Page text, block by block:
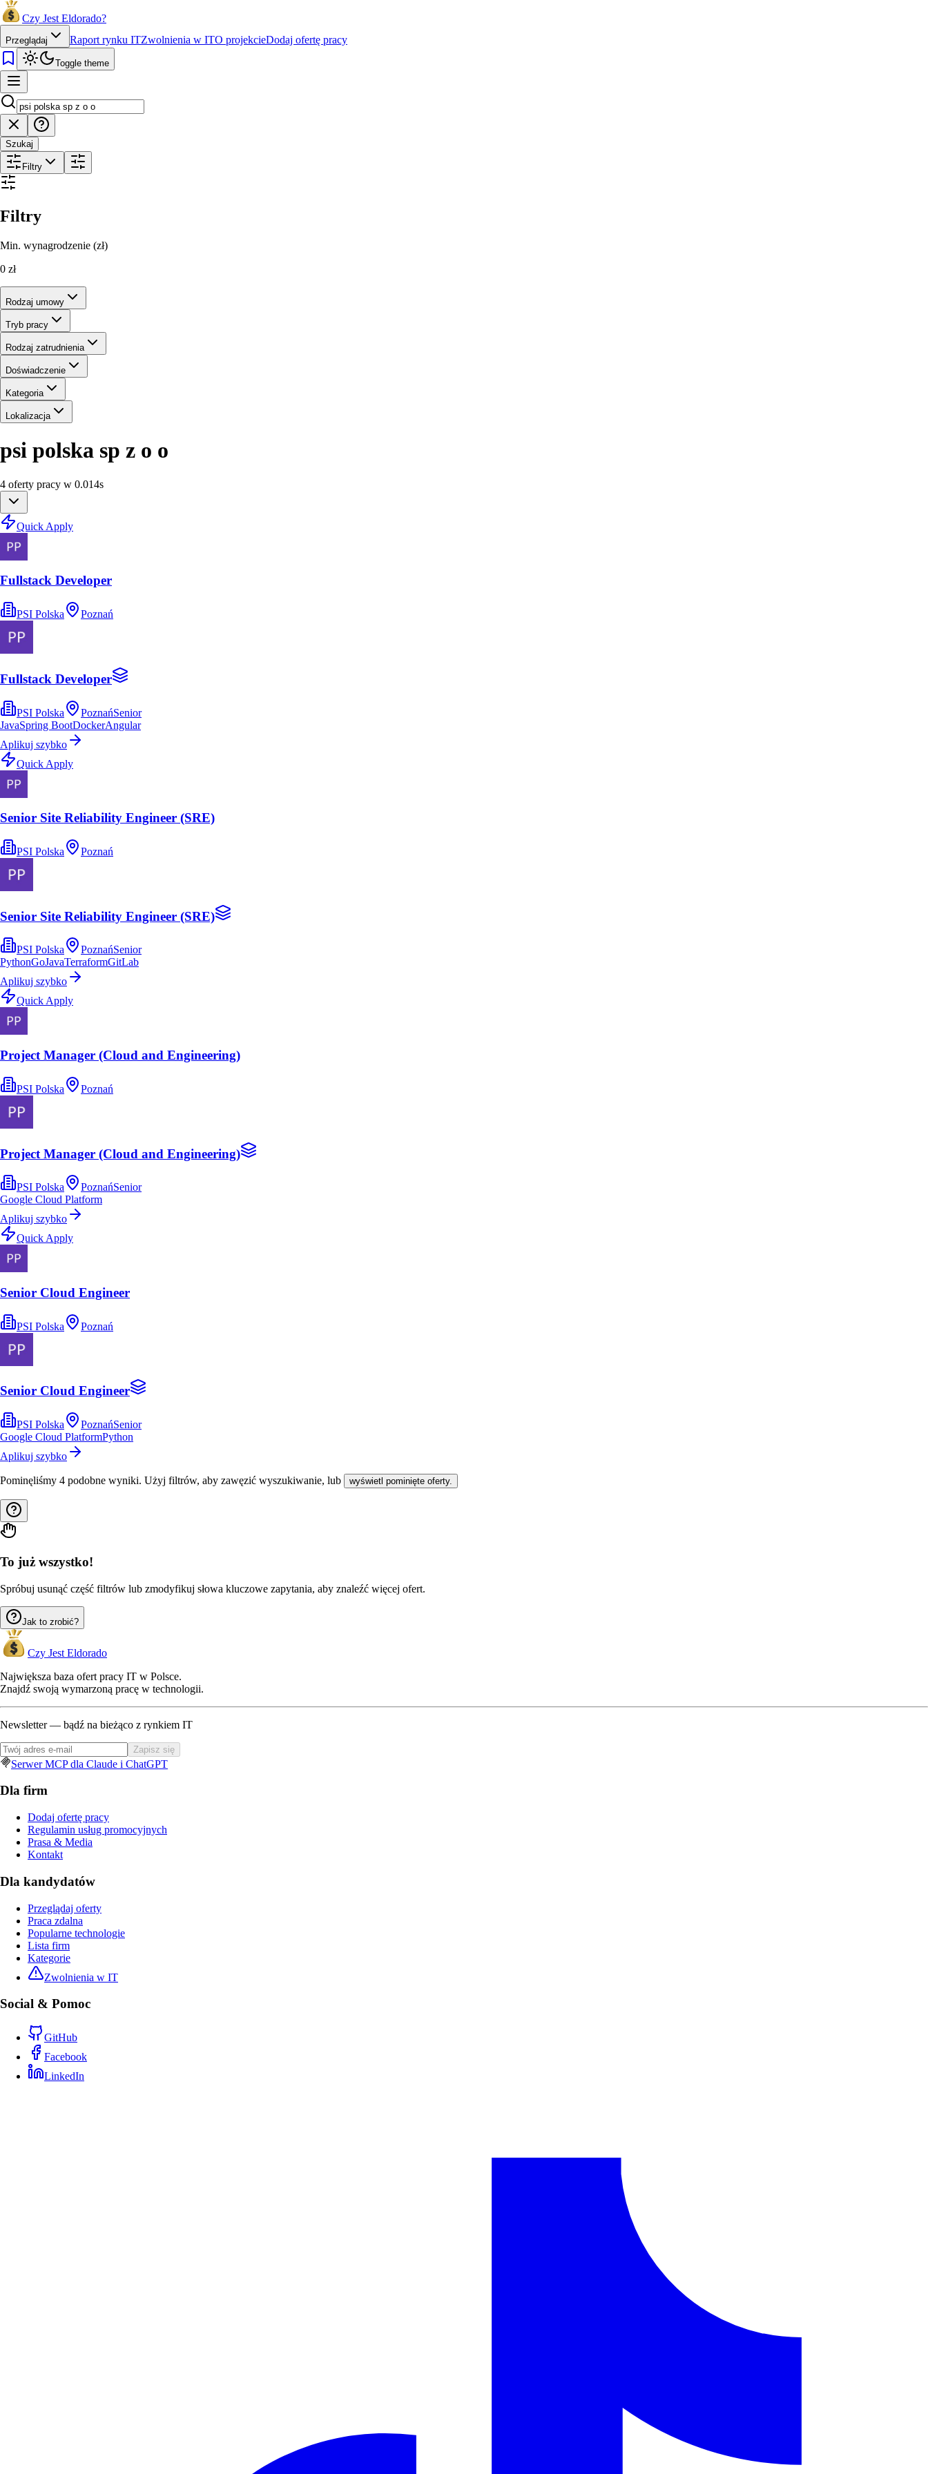
Czy Jest Eldorado?
Przeglądaj Raport rynku ITZwolnienia w ITO projekcieDodaj ofertę pracy
Toggle theme
Szukaj
Filtry
Filtry
Min. wynagrodzenie (zł)
0 zł
Rodzaj umowy
Tryb pracy
Rodzaj zatrudnienia
Doświadczenie
Kategoria
Lokalizacja
psi polska sp z o o
4 oferty pracy w 0.014s
Quick Apply
Fullstack Developer
PSI Polska Poznań
Fullstack Developer
PSI Polska PoznańSenior
JavaSpring BootDockerAngular
Aplikuj szybko
Quick Apply
Senior Site Reliability Engineer (SRE)
PSI Polska Poznań
Senior Site Reliability Engineer (SRE)
PSI Polska PoznańSenior
PythonGoJavaTerraformGitLab
Aplikuj szybko
Quick Apply
Project Manager (Cloud and Engineering)
PSI Polska Poznań
Project Manager (Cloud and Engineering)
PSI Polska PoznańSenior
Google Cloud Platform
Aplikuj szybko
Quick Apply
Senior Cloud Engineer
PSI Polska Poznań
Senior Cloud Engineer
PSI Polska PoznańSenior
Google Cloud PlatformPython
Aplikuj szybko
Pominęliśmy 4 podobne wyniki. Użyj filtrów, aby zawęzić wyszukiwanie, lub wyświetl pominięte oferty.
To już wszystko!
Spróbuj usunąć część filtrów lub zmodyfikuj słowa kluczowe zapytania, aby znaleźć więcej ofert.
Jak to zrobić?
Czy Jest Eldorado
Największa baza ofert pracy IT w Polsce.
Znajdź swoją wymarzoną pracę w technologii.
Newsletter — bądź na bieżąco z rynkiem IT
Zapisz się
Serwer MCP dla Claude i ChatGPT
Dla firm
Dodaj ofertę pracy
Regulamin usług promocyjnych
Prasa & Media
Kontakt
Dla kandydatów
Przeglądaj oferty
Praca zdalna
Popularne technologie
Lista firm
Kategorie
Zwolnienia w IT
Social & Pomoc
GitHub
Facebook
LinkedIn